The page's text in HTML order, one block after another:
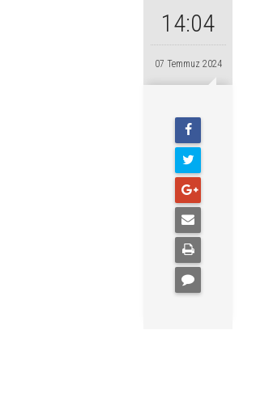
14:04
07 Temmuz 2024